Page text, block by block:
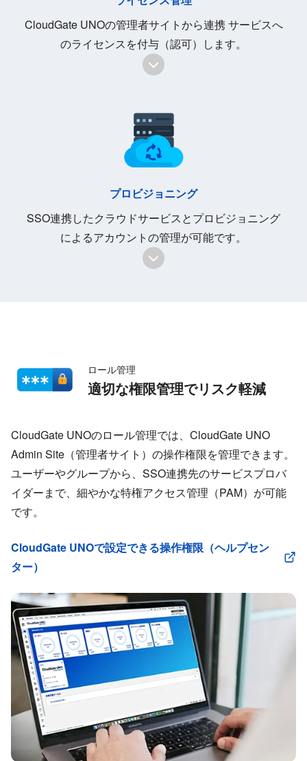
CloudGate UNOの管理者サイトから連携 サービスへ
のライセンスを付与（認可）します。
プロビジョニング
SSO連携したクラウドサービスとプロビジョニング
によるアカウントの管理が可能です。
ロール管理
適切な権限管理でリスク軽減
CloudGate UNOのロール管理では、CloudGate UNO
Admin Site（管理者サイト）の操作権限を管理できます。
ユーザーやグループから、SSO連携先のサービスプロバ
イダーまで、細やかな特権アクセス管理（PAM）が可能
です。
CloudGate UNOで設定できる操作権限（ヘルプセン
ター）